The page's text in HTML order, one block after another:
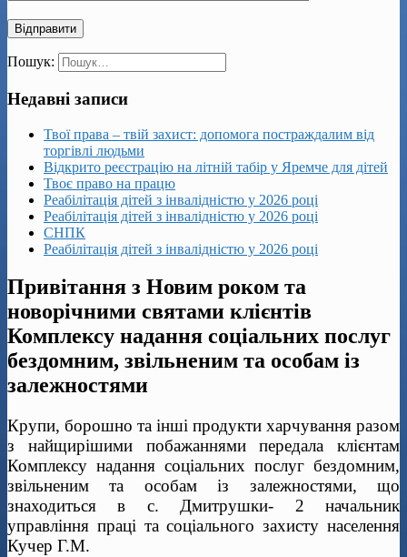
Пошук:
Недавні записи
Твої права – твій захист: допомога постраждалим від
торгівлі людьми
Відкрито реєстрацію на літній табір у Яремче для дітей
Твоє право на працю
Реабілітація дітей з інвалідністю у 2026 році
Реабілітація дітей з інвалідністю у 2026 році
СНПК
Реабілітація дітей з інвалідністю у 2026 році
Привітання з Новим роком та
новорічними святами клієнтів
Комплексу надання соціальних послуг
бездомним, звільненим та особам із
залежностями
Крупи, борошно та інші продукти харчування разом
з найщирішими побажаннями передала клієнтам
Комплексу надання соціальних послуг бездомним,
звільненим та особам із залежностями, що
знаходиться в с. Дмитрушки- 2 начальник
управління праці та соціального захисту населення
Кучер Г.М.